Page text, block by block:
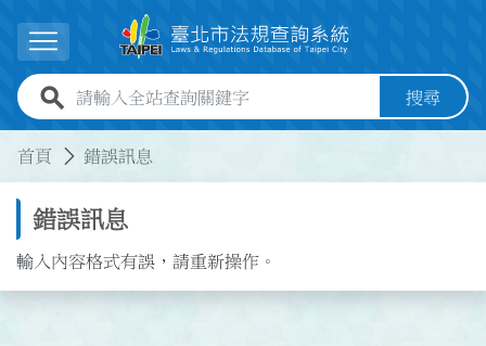
展開選單
全站查詢關鍵字欄位 搜尋
首頁 錯誤訊息
錯誤訊息
輸入內容格式有誤，請重新操作。